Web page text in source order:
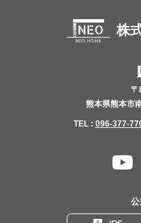
株
〒
熊本県熊本市
TEL : 096-377-
公